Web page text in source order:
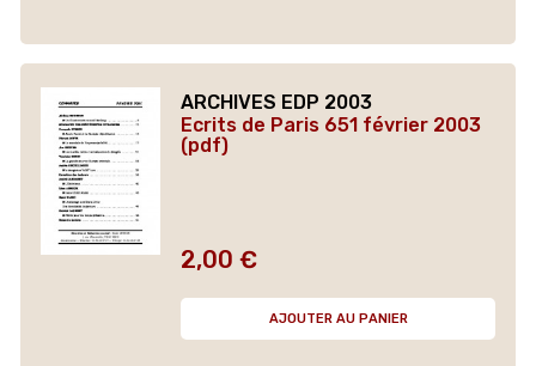
ARCHIVES EDP 2003
Ecrits de Paris 651 février 2003
(pdf)
Prix
2,00 €
AJOUTER AU PANIER